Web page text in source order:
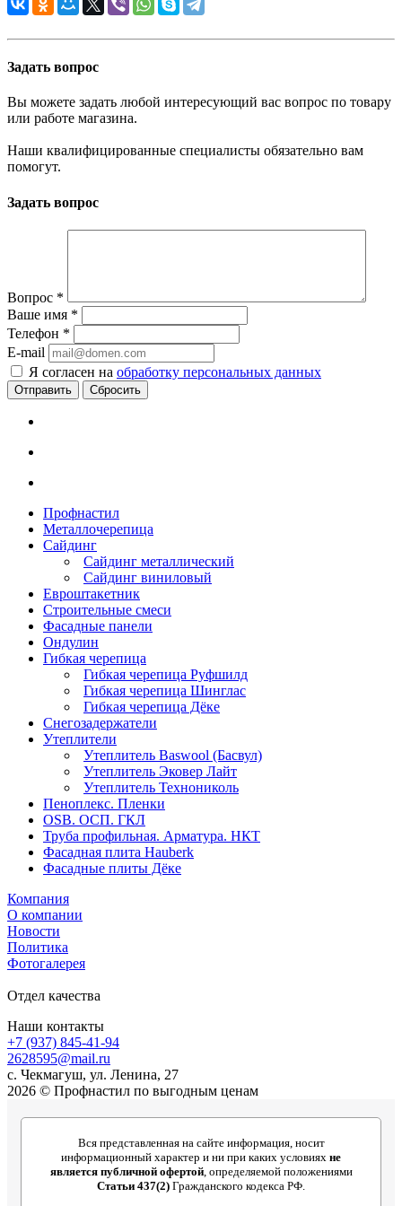
Задать вопрос
Вы можете задать любой интересующий вас вопрос по товару
или работе магазина.
Наши квалифицированные специалисты обязательно вам
помогут.
Задать вопрос
Вопрос *
Ваше имя *
Телефон *
E-mail
Я согласен на обработку персональных данных
Сбросить
Профнастил
Металлочерепица
Сайдинг
Сайдинг металлический
Сайдинг виниловый
Евроштакетник
Строительные смеси
Фасадные панели
Ондулин
Гибкая черепица
Гибкая черепица Руфшилд
Гибкая черепица Шинглас
Гибкая черепица Дёке
Снегозадержатели
Утеплители
Утеплитель Baswool (Басвул)
Утеплитель Эковер Лайт
Утеплитель Технониколь
Пеноплекс. Пленки
OSB. ОСП. ГКЛ
Труба профильная. Арматура. НКТ
Фасадная плита Hauberk
Фасадные плиты Дёке
Компания
О компании
Новости
Политика
Фотогалерея
Отдел качества
Наши контакты
+7 (937) 845-41-94
2628595@mail.ru
с. Чекмагуш, ул. Ленина, 27
2026 © Профнастил по выгодным ценам
Вся представленная на сайте информация, носит
информационный характер и ни при каких условиях не
является публичной офертой, определяемой положениями
Статьи 437(2) Гражданского кодекса РФ.